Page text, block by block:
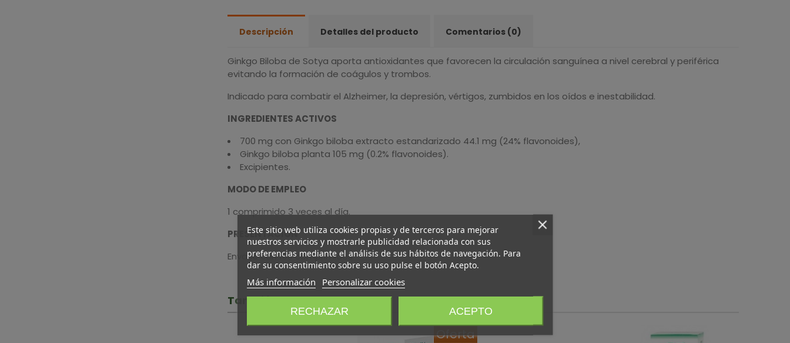
Descripción Detalles del producto Comentarios (0)
Ginkgo Biloba de Sotya aporta antioxidantes que favorecen la circulación sanguínea a nivel cerebral y periférica
evitando la formación de coágulos y trombos.
Indicado para combatir el Alzheimer, la depresión, vértigos, zumbidos en los oídos e inestabilidad.
INGREDIENTES ACTIVOS
700 mg con Ginkgo biloba extracto estandarizado 44.1 mg (24% flavonoides),
Ginkgo biloba planta 105 mg (0.2% flavonoides).
Excipientes.
MODO DE EMPLEO
1 comprimido 3 veces al día.
PRESENTACIÓN
Envase con 100 comprimidos
También te puede gustar
Oferta
Este sitio web utiliza cookies propias y de terceros para mejorar
nuestros servicios y mostrarle publicidad relacionada con sus
preferencias mediante el análisis de sus hábitos de navegación. Para
dar su consentimiento sobre su uso pulse el botón Acepto.
Más información Personalizar cookies
RECHAZAR ACEPTO